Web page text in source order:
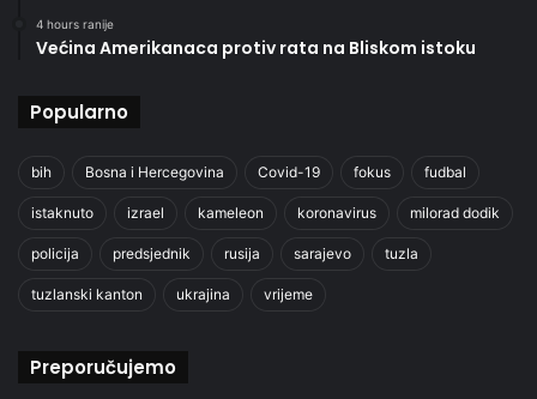
4 hours ranije
Većina Amerikanaca protiv rata na Bliskom istoku
Popularno
bih Bosna i Hercegovina Covid-19 fokus fudbal
istaknuto izrael kameleon koronavirus milorad dodik
policija predsjednik rusija sarajevo tuzla
tuzlanski kanton ukrajina vrijeme
Preporučujemo